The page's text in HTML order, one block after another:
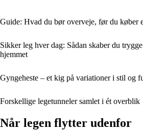
Guide: Hvad du bør overveje, før du køber
Sikker leg hver dag: Sådan skaber du
hjemmet
Gyngeheste – et kig på variationer i stil og
Forskellige legetunneler samlet i ét overblik
Når legen flytter udenfor